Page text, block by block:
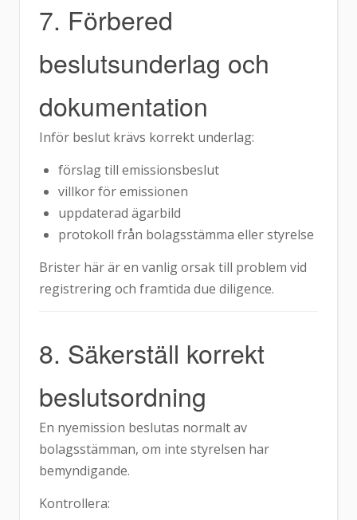
7. Förbered
beslutsunderlag och
dokumentation
Inför beslut krävs korrekt underlag:
förslag till emissionsbeslut
villkor för emissionen
uppdaterad ägarbild
protokoll från bolagsstämma eller styrelse
Brister här är en vanlig orsak till problem vid
registrering och framtida due diligence.
8. Säkerställ korrekt
beslutsordning
En nyemission beslutas normalt av
bolagsstämman, om inte styrelsen har
bemyndigande.
Kontrollera: